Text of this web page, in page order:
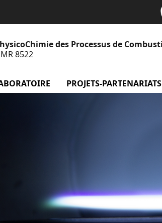
des Processus de
8522
Accueil menu Le laboratoire
PROJETS-PARTENARIATS